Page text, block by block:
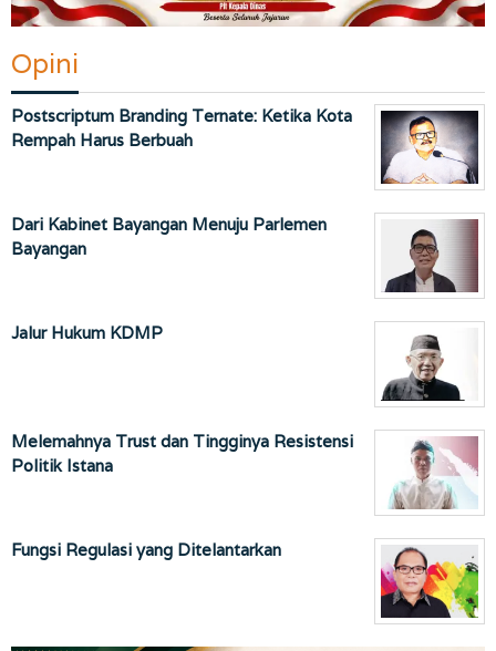
Opini
Postscriptum Branding Ternate: Ketika Kota
Rempah Harus Berbuah
Dari Kabinet Bayangan Menuju Parlemen
Bayangan
Jalur Hukum KDMP
Melemahnya Trust dan Tingginya Resistensi
Politik Istana
Fungsi Regulasi yang Ditelantarkan